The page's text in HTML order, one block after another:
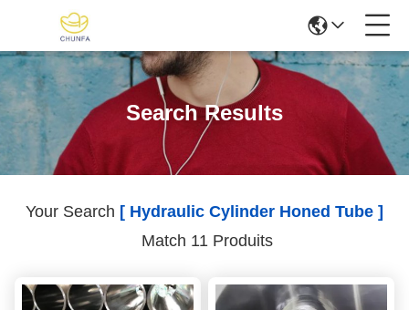
Search Results
Your Search [ Hydraulic Cylinder Honed Tube ]
Match 11 Produits